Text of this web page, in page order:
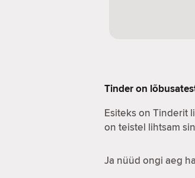
Tinder on
Esiteks on Tinderit
on teistel lihtsam
Ja nüüd ongi aeg